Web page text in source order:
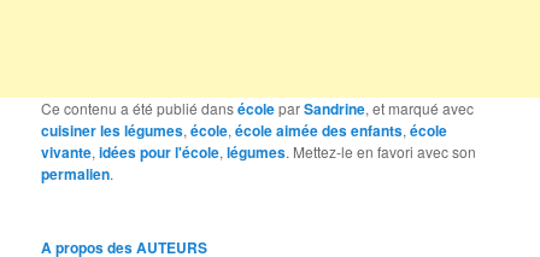
Ce contenu a été publié dansécoleparSandrine, et marqué avec
cuisiner les légumes,école,école aimée des enfants,école
vivante,idées pour l'école,légumes. Mettez-le en favori avec son
permalien.
A propos des AUTEURS